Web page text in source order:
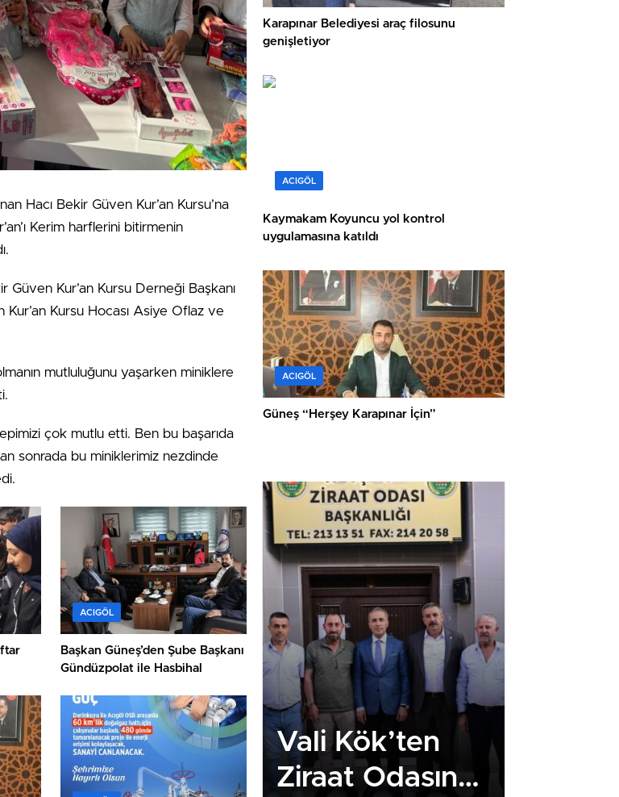
Hacı Bekir Güven Kur’an Kursu’na
Kerim harflerini bitirmenin
Güven Kur’an Kursu Derneği Başkanı
Kur’an Kursu Hocası Asiye Oflaz ve
mutluluğunu yaşarken miniklere
çok mutlu etti. Ben bu başarıda
sonrada bu miniklerimiz nezdinde
ACIGÖL
Başkan Güneş’den Şube Başkanı
Gündüzpolat ile Hasbihal
Karapınar Belediyesi araç filosunu
genişletiyor
ACIGÖL
Kaymakam Koyuncu yol kontrol
uygulamasına katıldı
ACIGÖL
Güneş “Herşey Karapınar İçin”
Vali Kök’ten
Ziraat Odasına